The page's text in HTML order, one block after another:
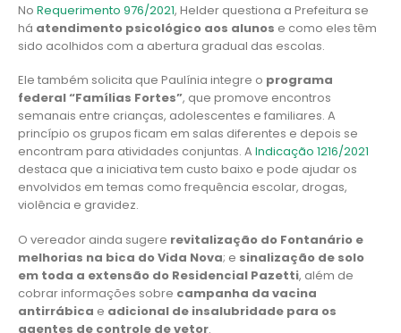
No Requerimento 976/2021, Helder questiona a Prefeitura se
há atendimento psicológico aos alunos e como eles têm
sido acolhidos com a abertura gradual das escolas.
Ele também solicita que Paulínia integre o programa
federal “Famílias Fortes”, que promove encontros
semanais entre crianças, adolescentes e familiares. A
princípio os grupos ficam em salas diferentes e depois se
encontram para atividades conjuntas. A Indicação 1216/2021
destaca que a iniciativa tem custo baixo e pode ajudar os
envolvidos em temas como frequência escolar, drogas,
violência e gravidez.
O vereador ainda sugere revitalização do Fontanário e
melhorias na bica do Vida Nova; e sinalização de solo
em toda a extensão do Residencial Pazetti, além de
cobrar informações sobre campanha da vacina
antirrábica e adicional de insalubridade para os
agentes de controle de vetor.